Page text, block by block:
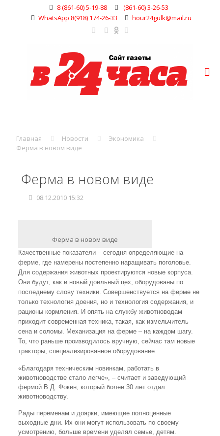
8 (861-60) 5-19-88
(861-60) 3-26-53
WhatsApp 8(918) 174-26-33
hour24gulk@mail.ru
Главная Новости
Экономика
Ферма в новом виде
Ферма в новом виде
08.12.2010 15:32
Ферма в новом виде
Качественные показатели – сегодня определяющие на
ферме, где намерены постепенно наращивать поголовье.
Для содержания животных проектируются новые корпуса.
Они будут, как и новый доильный цех, оборудованы по
последнему слову техники. Совершенствуется на ферме не
только технология доения, но и технология содержания, и
рационы кормления. И опять на службу животноводам
приходит современная техника, такая, как измельчитель
сена и соломы. Механизация на ферме – на каждом шагу.
То, что раньше производилось вручную, сейчас там новые
тракторы, специализированное оборудование.
«Благодаря техническим новинкам, работать в
животноводстве стало легче», – считает и заведующий
фермой В.Д. Фокин, который более 30 лет отдал
животноводству.
Рады переменам и доярки, имеющие полноценные
выходные дни. Их они могут использовать по своему
усмотрению, больше времени уделял семье, детям.